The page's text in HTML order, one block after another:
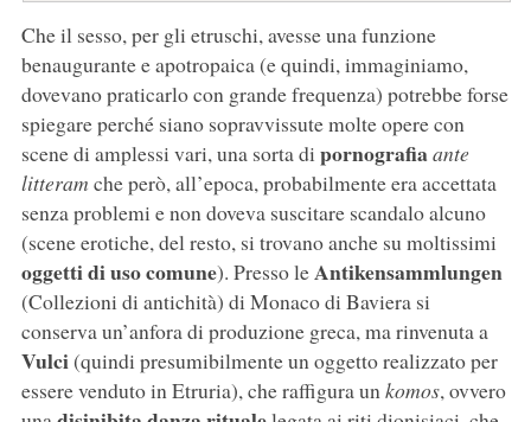
Che il sesso, per gli etruschi, avesse una funzione
benaugurante e apotropaica (e quindi, immaginiamo,
dovevano praticarlo con grande frequenza) potrebbe forse
spiegare perché siano sopravvissute molte opere con
scene di amplessi vari, una sorta di pornografiaante
litteram che però, all’epoca, probabilmente era accettata
senza problemi e non doveva suscitare scandalo alcuno
(scene erotiche, del resto, si trovano anche su moltissimi
oggetti di uso comune). Presso leAntikensammlungen
(Collezioni di antichità) di Monaco di Baviera si
conserva un’anfora di produzione greca, ma rinvenuta a
Vulci(quindi presumibilmente un oggetto realizzato per
essere venduto in Etruria), che raffigura unkomos, ovvero